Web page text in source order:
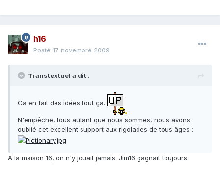
h16
Posté 17 novembre 2009
Transtextuel a dit :
Ca en fait des idées tout ça.
N'empêche, tous autant que nous sommes, nous avons
oublié cet excellent support aux rigolades de tous âges :
A la maison 16, on n'y jouait jamais. Jim16 gagnait toujours.